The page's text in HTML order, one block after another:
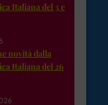
Italiana del 3 e
novità dalla
Italiana del 26